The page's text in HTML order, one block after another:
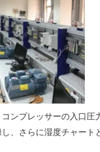
ンプレッサーの入口圧
、さらに湿度チャート